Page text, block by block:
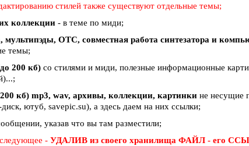
стилей также существуют отдельные темы;
коллекции - в теме по миди;
ОТС, совместная работа синтезатора и
темы;
200 кб) со стилями и миди, полезные информационные
кб) mp3, wav, архивы, коллекции, картинки не несущие
ютуб, savepic.su), а здесь даем на них ссылки;
указав что вы там разместили;
- УДАЛИВ из своего хранилища ФАЙЛ - его